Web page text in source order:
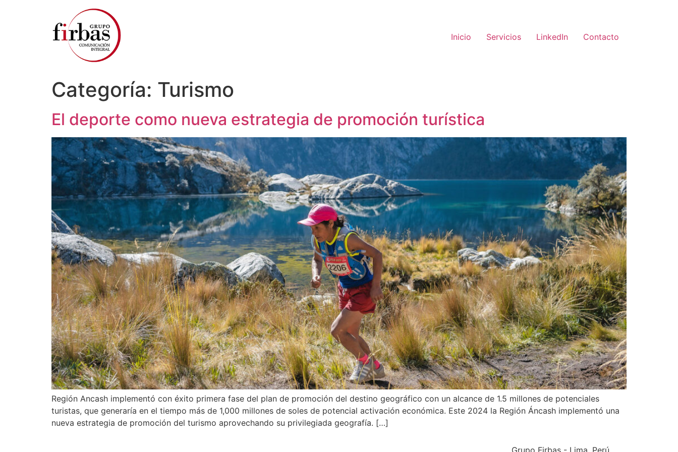
Inicio Servicios LinkedIn Contacto
Categoría: Turismo
El deporte como nueva estrategia de promoción turística
Región Ancash implementó con éxito primera fase del plan de promoción del destino geográfico con un alcance de 1.5 millones de potenciales
turistas, que generaría en el tiempo más de 1,000 millones de soles de potencial activación económica. Este 2024 la Región Áncash implementó una
nueva estrategia de promoción del turismo aprovechando su privilegiada geografía. […]